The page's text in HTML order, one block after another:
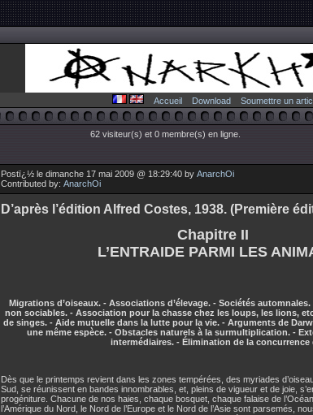
Accueil Download Soumettre un
62 visiteur(s) et 0 membre(s) en ligne.
Postï¿½ le dimanche 17 mai 2009 @ 18:29:40 by AnarchOi
Contributed by: AnarchOi
D’après l’édition Alfred Costes, 1938. (Première
Chapitre II
L’ENTRAIDE PARMI LES
Migrations d’oiseaux. - Associations d’élevage. - Sociétés
non sociables. - Association pour la chasse chez les loups, les lions,
de singes. - Aide mutuelle dans la lutte pour la vie. - Arguments de
une même espèce. - Obstacles naturels à la surmultiplication. -
intermédiaires. - Élimination de la concurrence
Dès que le printemps revient dans les zones tempérées, des myriades
Sud, se réunissent en bandes innombrables, et, pleins de vigueur et de joie,
progéniture. Chacune de nos haies, chaque bosquet, chaque falaise de
l’Amérique du Nord, le Nord de l’Europe et le Nord de l’Asie sont parsemés,